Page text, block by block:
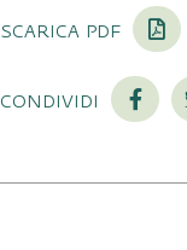
scarica pdf
condividi